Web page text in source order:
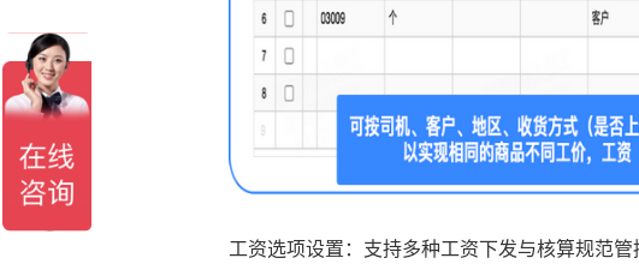
工资选项设置：支持多种工资下发与核算规范管